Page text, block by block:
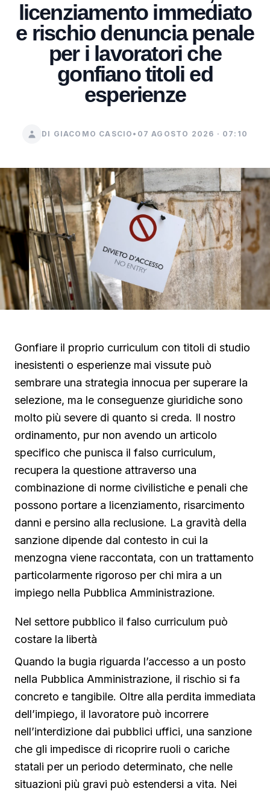
licenziamento immediato
e rischio denuncia penale
per i lavoratori che
gonfiano titoli ed
esperienze
DI GIACOMO CASCIO • 07 AGOSTO 2026 · 07:10
Gonfiare il proprio curriculum con titoli di studio
inesistenti o esperienze mai vissute può
sembrare una strategia innocua per superare la
selezione, ma le conseguenze giuridiche sono
molto più severe di quanto si creda. Il nostro
ordinamento, pur non avendo un articolo
specifico che punisca il falso curriculum,
recupera la questione attraverso una
combinazione di norme civilistiche e penali che
possono portare a licenziamento, risarcimento
danni e persino alla reclusione. La gravità della
sanzione dipende dal contesto in cui la
menzogna viene raccontata, con un trattamento
particolarmente rigoroso per chi mira a un
impiego nella Pubblica Amministrazione.
Nel settore pubblico il falso curriculum può
costare la libertà
Quando la bugia riguarda l’accesso a un posto
nella Pubblica Amministrazione, il rischio si fa
concreto e tangibile. Oltre alla perdita immediata
dell’impiego, il lavoratore può incorrere
nell’interdizione dai pubblici uffici, una sanzione
che gli impedisce di ricoprire ruoli o cariche
statali per un periodo determinato, che nelle
situazioni più gravi può estendersi a vita. Nei